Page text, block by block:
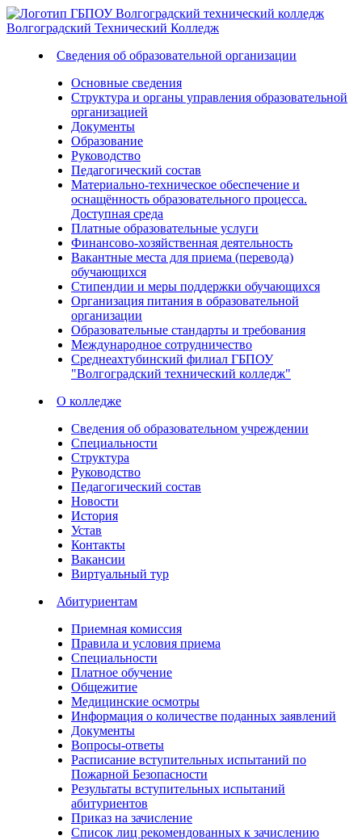
Волгоградский Технический Колледж
Сведения об образовательной организации
Основные сведения
Структура и органы управления образовательной
организацией
Документы
Образование
Руководство
Педагогический состав
Материально-техническое обеспечение и
оснащённость образовательного процесса.
Доступная среда
Платные образовательные услуги
Финансово-хозяйственная деятельность
Вакантные места для приема (перевода)
обучающихся
Стипендии и меры поддержки обучающихся
Организация питания в образовательной
организации
Образовательные стандарты и требования
Международное сотрудничество
Среднеахтубинский филиал ГБПОУ
"Волгоградский технический колледж"
О колледже
Сведения об образовательном учреждении
Специальности
Структура
Руководство
Педагогический состав
Новости
История
Устав
Контакты
Вакансии
Виртуальный тур
Абитуриентам
Приемная комиссия
Правила и условия приема
Специальности
Платное обучение
Общежитие
Медицинские осмотры
Информация о количестве поданных заявлений
Документы
Вопросы-ответы
Расписание вступительных испытаний по
Пожарной Безопасности
Результаты вступительных испытаний
абитуриентов
Приказ на зачисление
Список лиц рекомендованных к зачислению